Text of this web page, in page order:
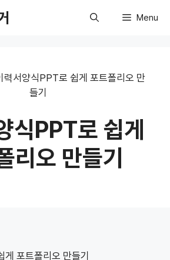
Menu
력서양식PPT로 쉽게 포트폴리오 만
들기
식PPT로 쉽게
리오 만들기